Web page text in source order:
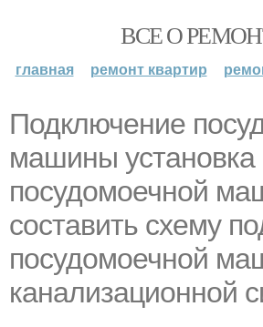
ВСЕ О
главная ремонт квартир
Подключение
машины установка
посудомоечной
составить схему
посудомоечной
канализационной